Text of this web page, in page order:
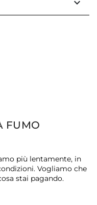
keyboard_arrow_down
FUMO
più lentamente, in
Vogliamo che
stai pagando.